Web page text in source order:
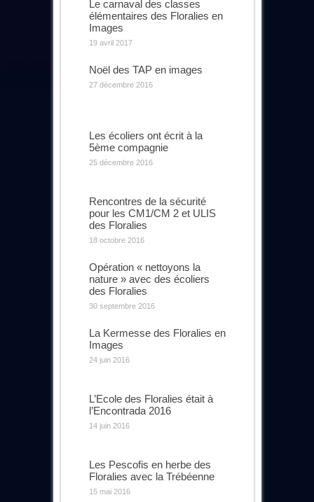
Le carnaval des classes
élémentaires des Floralies en
Images
19 avril 2017
Noël des TAP en images
27 décembre 2016
Les écoliers ont écrit à la
5ème compagnie
25 décembre 2016
Rencontres de la sécurité
pour les CM1/CM 2 et ULIS
des Floralies
18 octobre 2016
Opération « nettoyons la
nature » avec des écoliers
des Floralies
30 septembre 2016
La Kermesse des Floralies en
Images
24 juin 2016
L’Ecole des Floralies était à
l’Encontrada 2016
14 juin 2016
Les Pescofis en herbe des
Floralies avec la Trébéenne
15 mai 2016